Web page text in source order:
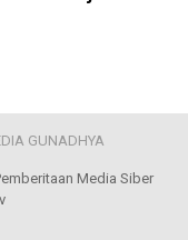
GUNADHYA
Media Siber